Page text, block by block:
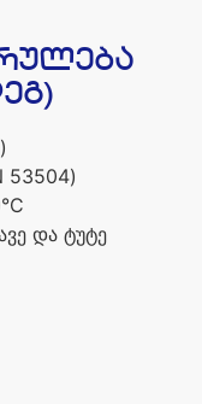
)
)
53504)
და ტუტე